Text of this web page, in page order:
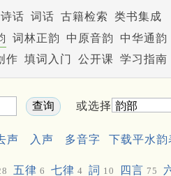
诗话 词话 古籍检索
类书集成
词林正韵 中原音韵
中华通韵
作 填词入门 公开课 学习指南
或选择
声 入声 多音字 下载平水韵
五律 6 七律 4 詞 10 四言 75